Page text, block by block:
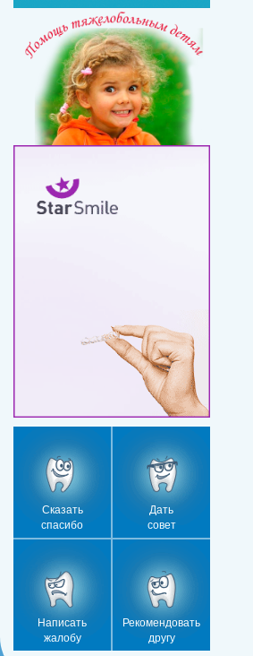
Сказать
спасибо
Дать
совет
Написать
жалобу
Рекомендовать
другу